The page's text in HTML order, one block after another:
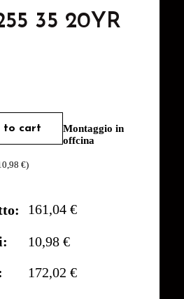
35 20YR
to cart
Montaggio in
offcina
€)
161,04 €
10,98 €
172,02 €